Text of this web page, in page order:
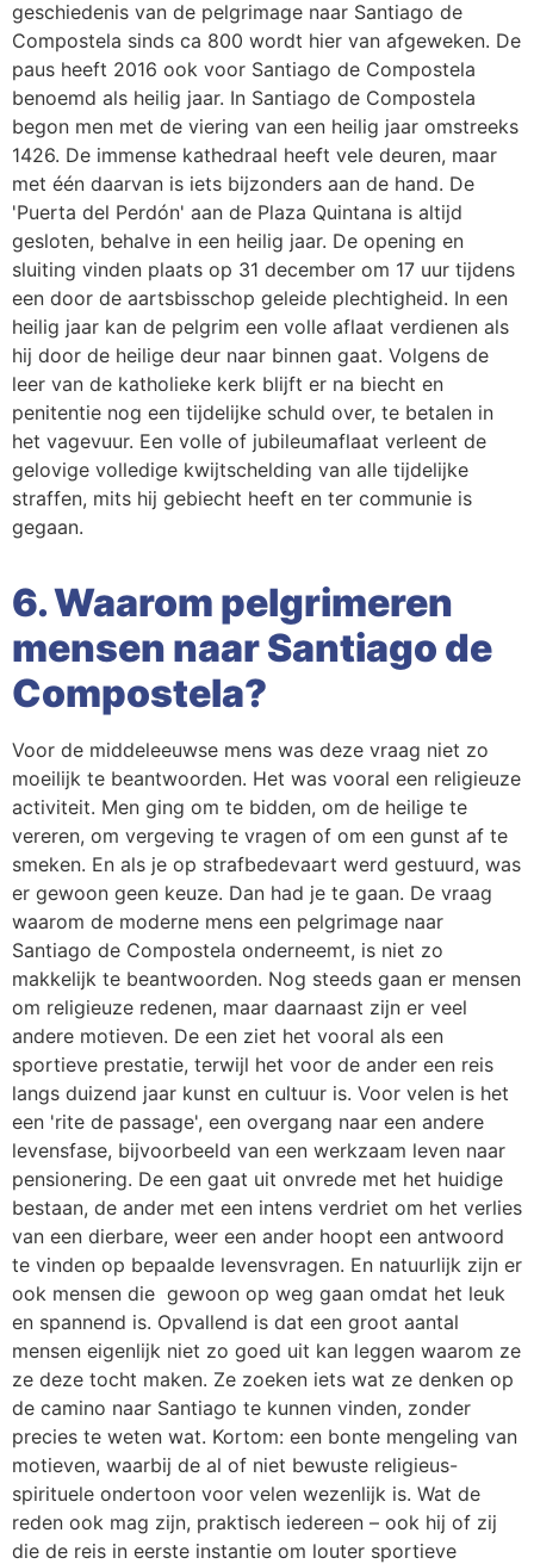
geschiedenis van de pelgrimage naar Santiago de
Compostela sinds ca 800 wordt hier van afgeweken. De
paus heeft 2016 ook voor Santiago de Compostela
benoemd als heilig jaar. In Santiago de Compostela
begon men met de viering van een heilig jaar omstreeks
1426. De immense kathedraal heeft vele deuren, maar
met één daarvan is iets bijzonders aan de hand. De
'Puerta del Perdón' aan de Plaza Quintana is altijd
gesloten, behalve in een heilig jaar. De opening en
sluiting vinden plaats op 31 december om 17 uur tijdens
een door de aartsbisschop geleide plechtigheid. In een
heilig jaar kan de pelgrim een volle aflaat verdienen als
hij door de heilige deur naar binnen gaat. Volgens de
leer van de katholieke kerk blijft er na biecht en
penitentie nog een tijdelijke schuld over, te betalen in
het vagevuur. Een volle of jubileumaflaat verleent de
gelovige volledige kwijtschelding van alle tijdelijke
straffen, mits hij gebiecht heeft en ter communie is
gegaan.
6. Waarom pelgrimeren
mensen naar Santiago de
Compostela?
Voor de middeleeuwse mens was deze vraag niet zo
moeilijk te beantwoorden. Het was vooral een religieuze
activiteit. Men ging om te bidden, om de heilige te
vereren, om vergeving te vragen of om een gunst af te
smeken. En als je op strafbedevaart werd gestuurd, was
er gewoon geen keuze. Dan had je te gaan. De vraag
waarom de moderne mens een pelgrimage naar
Santiago de Compostela onderneemt, is niet zo
makkelijk te beantwoorden. Nog steeds gaan er mensen
om religieuze redenen, maar daarnaast zijn er veel
andere motieven. De een ziet het vooral als een
sportieve prestatie, terwijl het voor de ander een reis
langs duizend jaar kunst en cultuur is. Voor velen is het
een 'rite de passage', een overgang naar een andere
levensfase, bijvoorbeeld van een werkzaam leven naar
pensionering. De een gaat uit onvrede met het huidige
bestaan, de ander met een intens verdriet om het verlies
van een dierbare, weer een ander hoopt een antwoord
te vinden op bepaalde levensvragen. En natuurlijk zijn er
ook mensen die gewoon op weg gaan omdat het leuk
en spannend is. Opvallend is dat een groot aantal
mensen eigenlijk niet zo goed uit kan leggen waarom ze
ze deze tocht maken. Ze zoeken iets wat ze denken op
de camino naar Santiago te kunnen vinden, zonder
precies te weten wat. Kortom: een bonte mengeling van
motieven, waarbij de al of niet bewuste religieus-
spirituele ondertoon voor velen wezenlijk is. Wat de
reden ook mag zijn, praktisch iedereen – ook hij of zij
die de reis in eerste instantie om louter sportieve